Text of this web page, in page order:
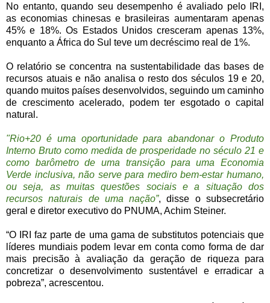
No entanto, quando seu desempenho é avaliado pelo IRI,
as economias chinesas e brasileiras aumentaram apenas
45% e 18%. Os Estados Unidos cresceram apenas 13%,
enquanto a África do Sul teve um decréscimo real de 1%.
O relatório se concentra na sustentabilidade das bases de
recursos atuais e não analisa o resto dos séculos 19 e 20,
quando muitos países desenvolvidos, seguindo um caminho
de crescimento acelerado, podem ter esgotado o capital
natural.
"Rio+20 é uma oportunidade para abandonar o Produto
Interno Bruto como medida de prosperidade no século 21 e
como barômetro de uma transição para uma Economia
Verde inclusiva, não serve para mediro bem-estar humano,
ou seja, as muitas questões sociais e a situação dos
recursos naturais de uma nação”, disse o subsecretário
geral e diretor executivo do PNUMA, Achim Steiner.
“O IRI faz parte de uma gama de substitutos potenciais que
líderes mundiais podem levar em conta como forma de dar
mais precisão à avaliação da geração de riqueza para
concretizar o desenvolvimento sustentável e erradicar a
pobreza”, acrescentou.